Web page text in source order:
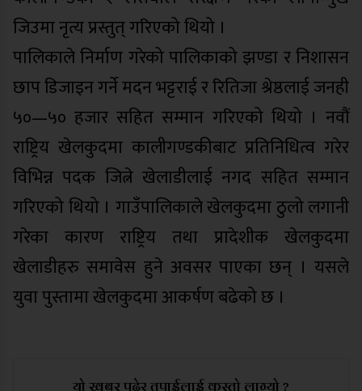
जिउमा नृत्य प्रस्तुत् गरिएको थियो ।
पालिकाले निर्माण गरेको पालिकाको झण्डा र निशासन
छाप डिजाइन गर्ने मदन भट्टराई र रितिजा श्रेष्ठलाई जनही
५०—५० हजार सहित सम्मान गरिएको थियो । नवौं
राष्ट्रिय खेलकुदमा कालीगण्डकीबाट प्रतिनिधित्व गरेर
विभिन्न पदक जित्ने खेलाडीलाई नगद सहित सम्मान
गरिएको थियो । गाउँपालिकाले खेलकुदमा ठुलो लगानी
गरेका कारण राष्ट्रिय तथा प्रादेशीक खेलकुदमा
खेलाडीहरु समावेस हुने अवसर पाएका छन् । यसले
युवा पुस्तामा खेलकुदमा आकर्षण बढेको छ ।
यो खबर पढेर तपाईलाई कस्तो लाग्यो ?